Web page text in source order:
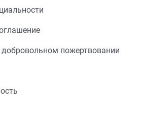
пожертвовании